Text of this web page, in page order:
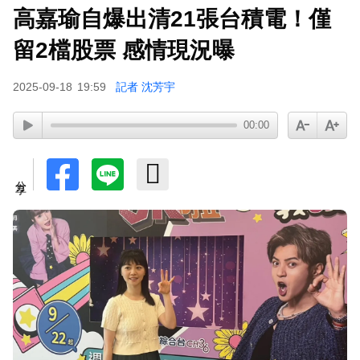
高嘉瑜自爆出清21張台積電！僅
留2檔股票 感情現況曝
2025-09-18 19:59 記者 沈芳宇
00:00